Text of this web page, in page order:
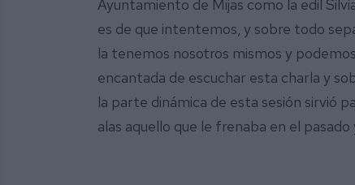
Ayuntamiento de Mijas como la edil
es de que intentemos, y sobre todo
la tenemos nosotros mismos y
encantada de escuchar esta charla y
la parte dinámica de esta sesión sirvió
alas aquello que le frenaba en el